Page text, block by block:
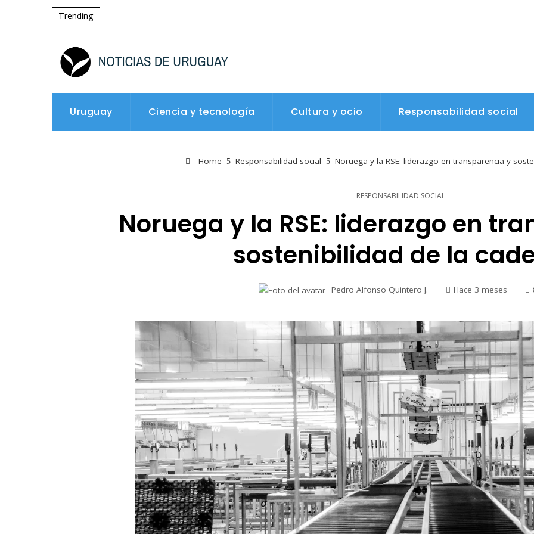
Trending
Uruguay Ciencia y tecnología Cultura y ocio Responsabilidad social
Home Responsabilidad social Noruega y la RSE: liderazgo en transparencia y
RESPONSABILIDAD SOCIAL
Noruega y la RSE: liderazgo en
sostenibilidad de la
Pedro Alfonso Quintero J. Hace 3 meses